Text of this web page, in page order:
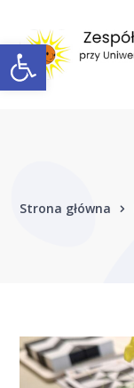
Open toolbar
Strona główna